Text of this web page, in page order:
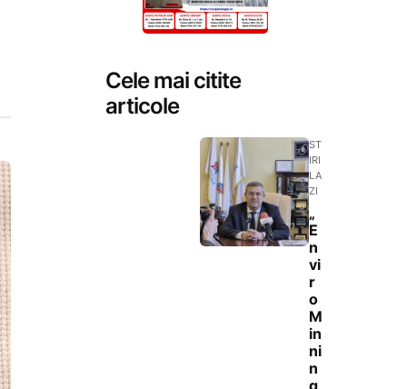
Cele mai citite
articole
ST
IRI
LA
ZI
„
E
n
vi
r
o
M
in
ni
n
g